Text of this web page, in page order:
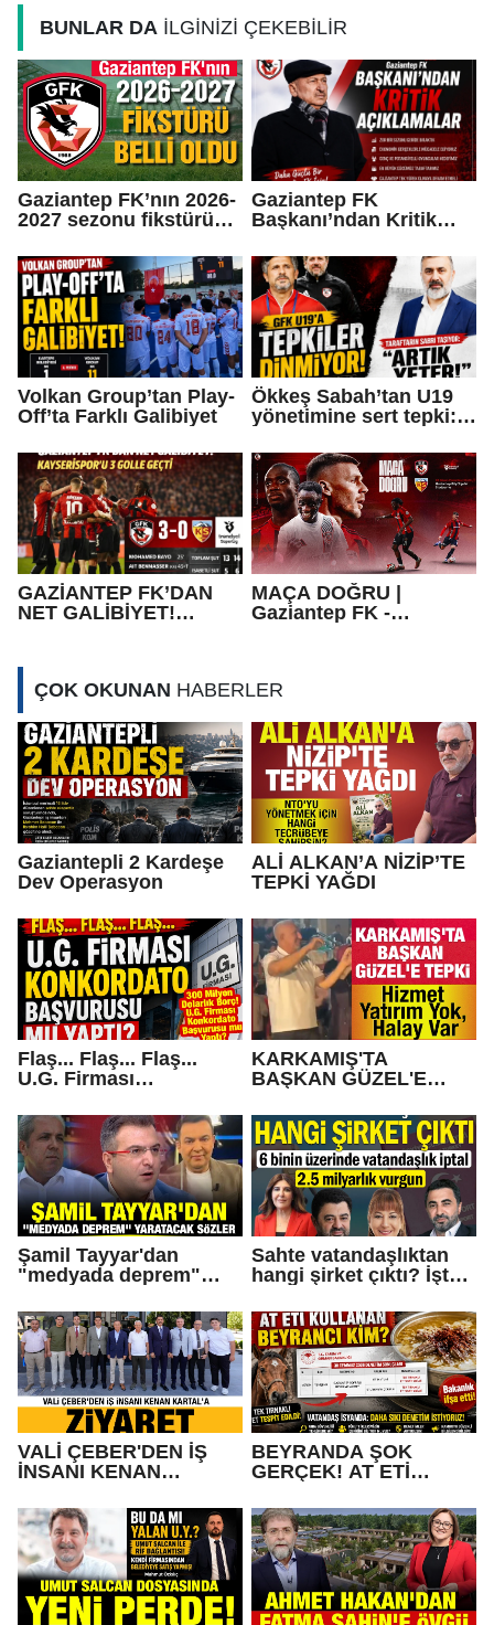
BUNLAR DA İLGİNİZİ ÇEKEBİLİR
Gaziantep FK’nın 2026-
2027 sezonu fikstürü
Gaziantep FK
Başkanı’ndan Kritik
Volkan Group’tan Play-
Off’ta Farklı Galibiyet
Ökkeş Sabah’tan U19
yönetimine sert tepki:
GAZİANTEP FK’DAN
NET GALİBİYET!
MAÇA DOĞRU |
Gaziantep FK -
ÇOK OKUNAN HABERLER
Gaziantepli 2 Kardeşe
Dev Operasyon
ALİ ALKAN’A NİZİP’TE
TEPKİ YAĞDI
Flaş... Flaş... Flaş...
U.G. Firması
mu yaptı?
KARKAMIŞ'TA
BAŞKAN GÜZEL'E
Yok, Halay Var
Şamil Tayyar'dan
"medyada deprem"
Sahte vatandaşlıktan
hangi şirket çıktı? İşte
Geçen Gaziantepli İş
İnsanları
VALİ ÇEBER'DEN İŞ
İNSANI KENAN
BEYRANDA ŞOK
GERÇEK! AT ETİ
KİM?